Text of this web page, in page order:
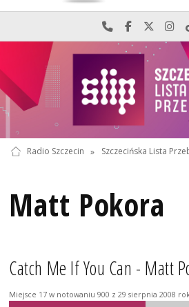
Najlepiej po
Odwiedź
Radio Szczecin » Szczecińska Lista
Matt Pokora
Catch Me If You Can - Matt
Miejsce 17 w notowaniu 900 z 29 sierpnia 2008